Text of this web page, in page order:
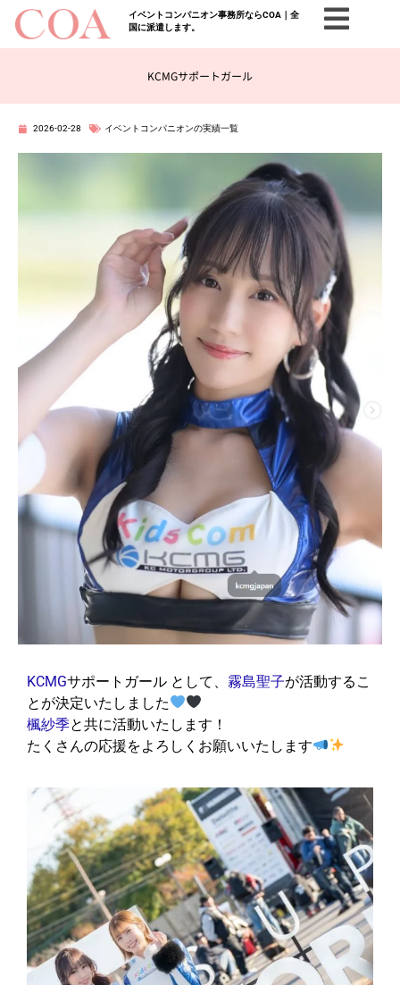
イベントコンパニオン事務所ならCOA｜全
国に派遣します。
KCMGサポートガール
2026-02-28 イベントコンパニオンの実績一覧
KCMGサポートガール として、 霧島聖子が活動するこ
とが決定いたしました
楓紗季と共に活動いたします！
たくさんの応援をよろしくお願いいたします